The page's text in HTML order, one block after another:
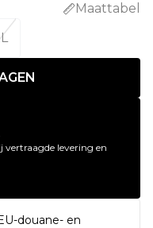
Maattabel
vertraagde levering en
douane- en